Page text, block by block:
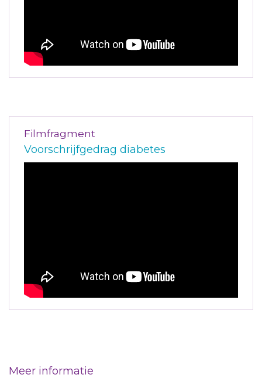
Filmfragment
Voorschrijfgedrag diabetes
Meer informatie